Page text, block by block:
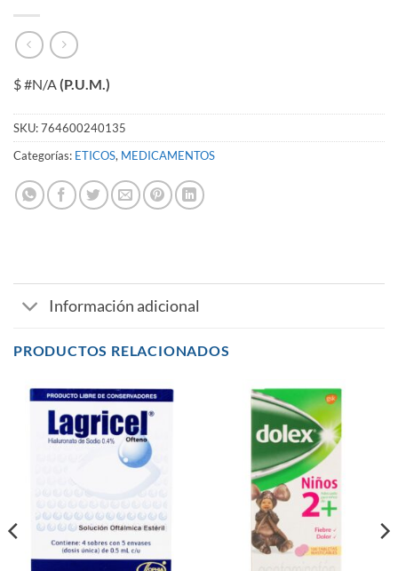
$ #N/A(P.U.M.)
SKU:764600240135
Categorías: ETICOS, MEDICAMENTOS
Información adicional
PRODUCTOS RELACIONADOS